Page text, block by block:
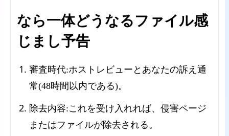
なら一体どうなるファイル感
じまし予告
審査時代:ホストレビューとあなたの訴え通
常(48時間以内である)。
除去内容:これを受け入れれば、侵害ページ
またはファイルが除去される。